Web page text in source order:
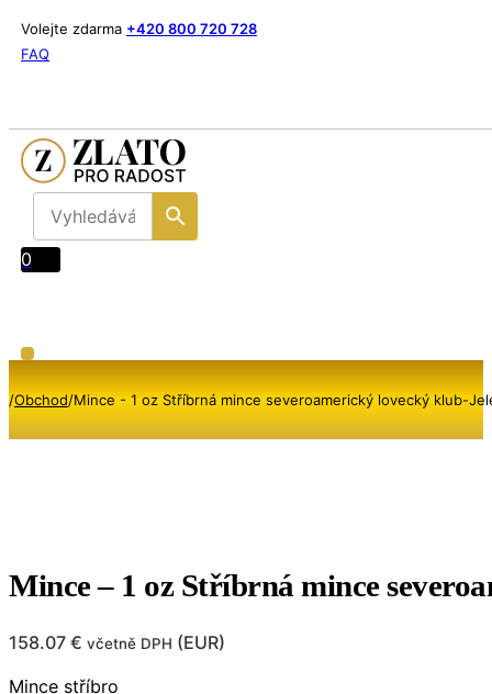
Volejte zdarma +420 800 720 728
FAQ
0
/Obchod/Mince - 1 oz Stříbrná mince severoamerický lovecký klub-
Mince – 1 oz Stříbrná mince
158.07 € včetně DPH (EUR)
Mince stříbro